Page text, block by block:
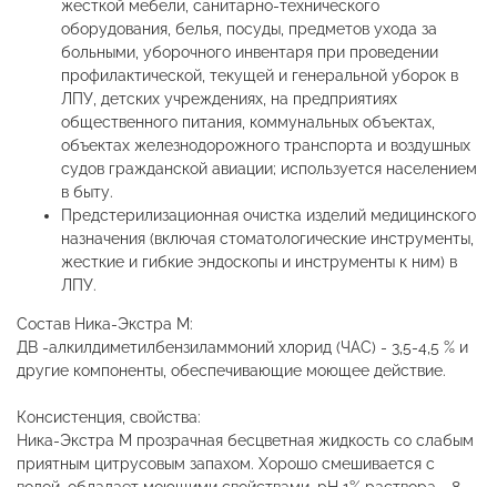
жесткой мебели, санитарно-технического
оборудования, белья, посуды, предметов ухода за
больными, уборочного инвентаря при проведении
профилактической, текущей и генеральной уборок в
ЛПУ, детских учреждениях, на предприятиях
общественного питания, коммунальных объектах,
объектах железнодорожного транспорта и воздушных
судов гражданской авиации; используется населением
в быту.
Предстерилизационная очистка изделий медицинского
назначения (включая стоматологические инструменты,
жесткие и гибкие эндоскопы и инструменты к ним) в
ЛПУ.
Состав Ника-Экстра М:
ДВ -алкилдиметилбензиламмоний хлорид (ЧАС) - 3,5-4,5 % и
другие компоненты, обеспечивающие моющее действие.
Консистенция, свойства:
Ника-Экстра М прозрачная бесцветная жидкость со слабым
приятным цитрусовым запахом. Хорошо смешивается с